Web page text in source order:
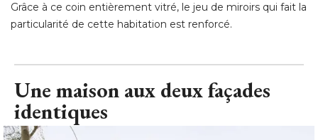
Grâce à ce coin entièrement vitré, le jeu de miroirs qui fait la
particularité de cette habitation est renforcé.
Une maison aux deux façades
identiques